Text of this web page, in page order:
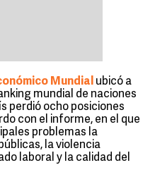
Mundial ubicó a
mundial de naciones
perdió ocho posiciones
con el informe, en el que
problemas la
la violencia
laboral y la calidad del